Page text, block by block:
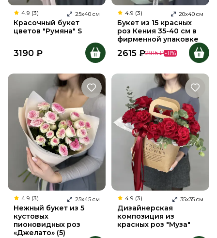
4.9 (3) 25х40 см
Красочный букет
цветов "Румяна" S
3190 ₽
4.9 (3) 20х40 см
Букет из 15 красных
роз Кения 35-40 см в
фирменной упаковке
2615 ₽2915 ₽-11%
4.9 (3) 25х45 см
Нежный букет из 5
кустовых
пионовидных роз
«Джелато» (5)
4.9 (3) 35х35 см
Дизайнерская
композиция из
красных роз "Муза"